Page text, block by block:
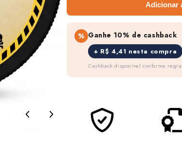
Adicionar
% Ganhe 10% de cashback
+ R$ 4,41 nesta compra
Cashback disponível conforme